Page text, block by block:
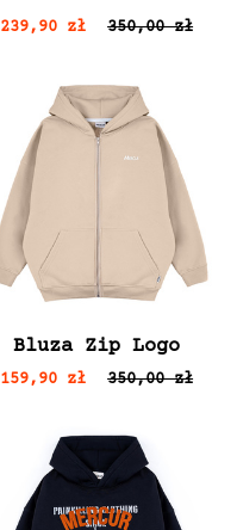
239,90 zł 350,00 zł
Bluza Zip Logo
159,90 zł 350,00 zł